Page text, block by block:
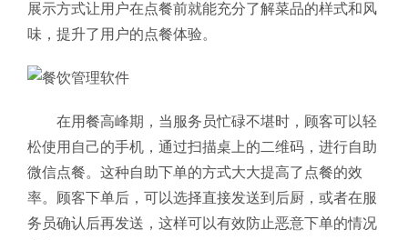
展示方式让用户在点餐前就能充分了解菜品的样式和风
味，提升了用户的点餐体验。
在用餐高峰期，当服务员忙碌不堪时，顾客可以轻
松使用自己的手机，通过扫描桌上的二维码，进行自助
微信点餐。这种自助下单的方式大大提高了点餐的效
率。顾客下单后，可以选择直接发送到后厨，或者在服
务员确认后再发送，这样可以有效防止恶意下单的情况